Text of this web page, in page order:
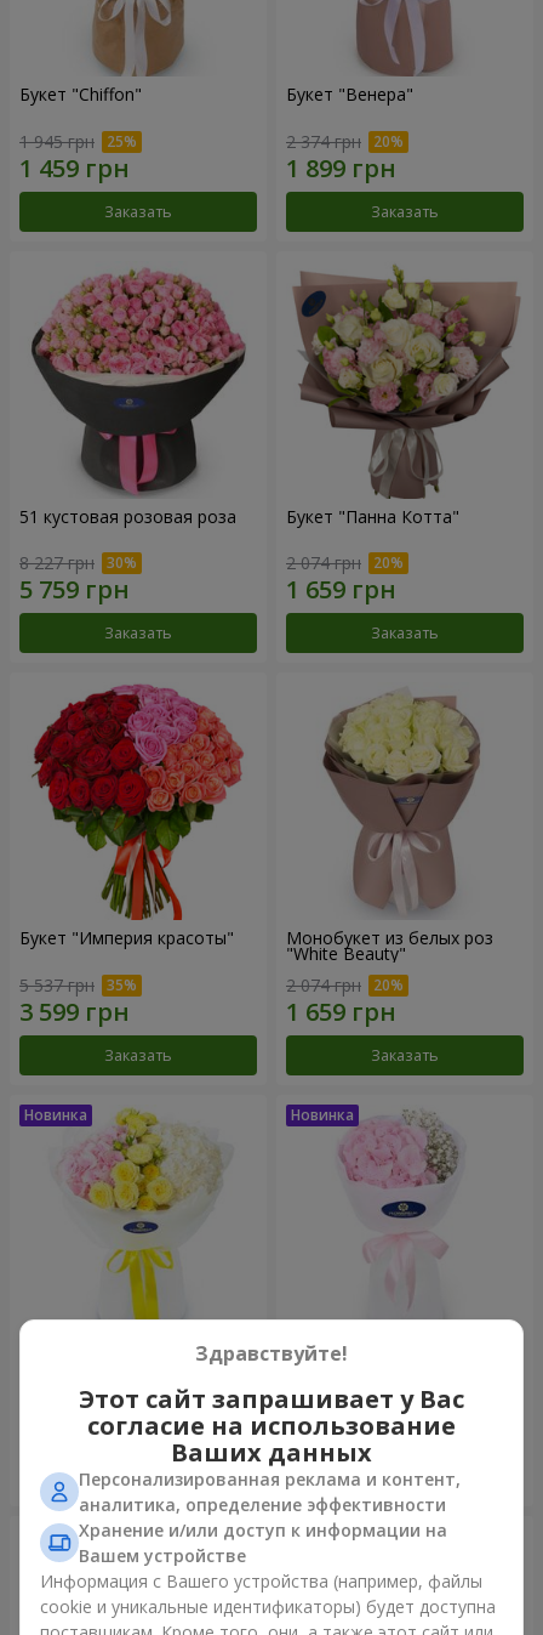
Букет "Chiffon"
1 945 грн
Заказать
Букет "Венера"
2 374 грн
Заказать
51 кустовая розовая роза
8 227 грн
Заказать
Букет "Панна Котта"
2 074 грн
Заказать
Букет "Империя красоты"
5 537 грн
Заказать
Монобукет из белых роз
"White Beauty"
2 074 грн
Заказать
2 284 грн
Заказать
Букет "Пастила"
1 128 грн
Заказать
Здравствуйте!
Этот сайт запрашивает у Вас
согласие на использование
Ваших данных
Персонализированная реклама и контент,
аналитика, определение эффективности
Хранение и/или доступ к информации на
Вашем устройстве
Информация с Вашего устройства (например, файлы
cookie и уникальные идентификаторы) будет доступна